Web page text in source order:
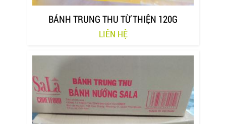
BÁNH TRUNG THU TỪ THIỆN 120G
LIÊN HỆ